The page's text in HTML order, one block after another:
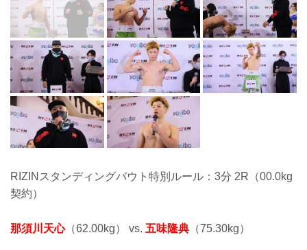
RIZINスタンディングバウト特別ルール：3分 2R（00.0kg
契約）
那須川天心（62.00kg） vs. 五味隆典 （75.30kg）